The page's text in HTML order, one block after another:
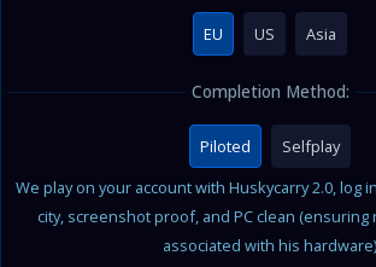
EU US Asia
Completion Method:
Piloted
Selfplay
We play on your account with Huskycarry 2.0, log
city, screenshot proof, and PC clean (ensuring
associated with his hardware)